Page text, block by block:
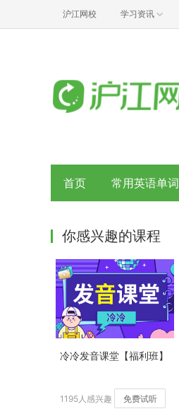
沪江网校 学习资讯
首页 常用英语单词
你感兴趣的课程
冷冷发音课堂【福利班】
1195人感兴趣 免费试听